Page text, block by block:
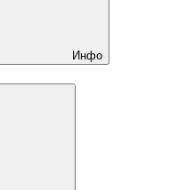
Инфо